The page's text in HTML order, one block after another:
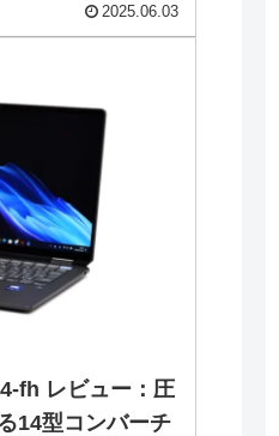
2025.06.03
fh レビュー：圧
14型コンバーチ